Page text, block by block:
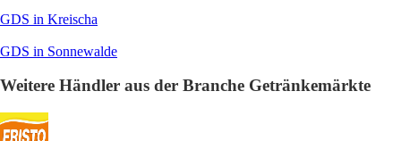
GDS in Kreischa
GDS in Sonnewalde
Weitere Händler aus der Branche Getränkemärkte